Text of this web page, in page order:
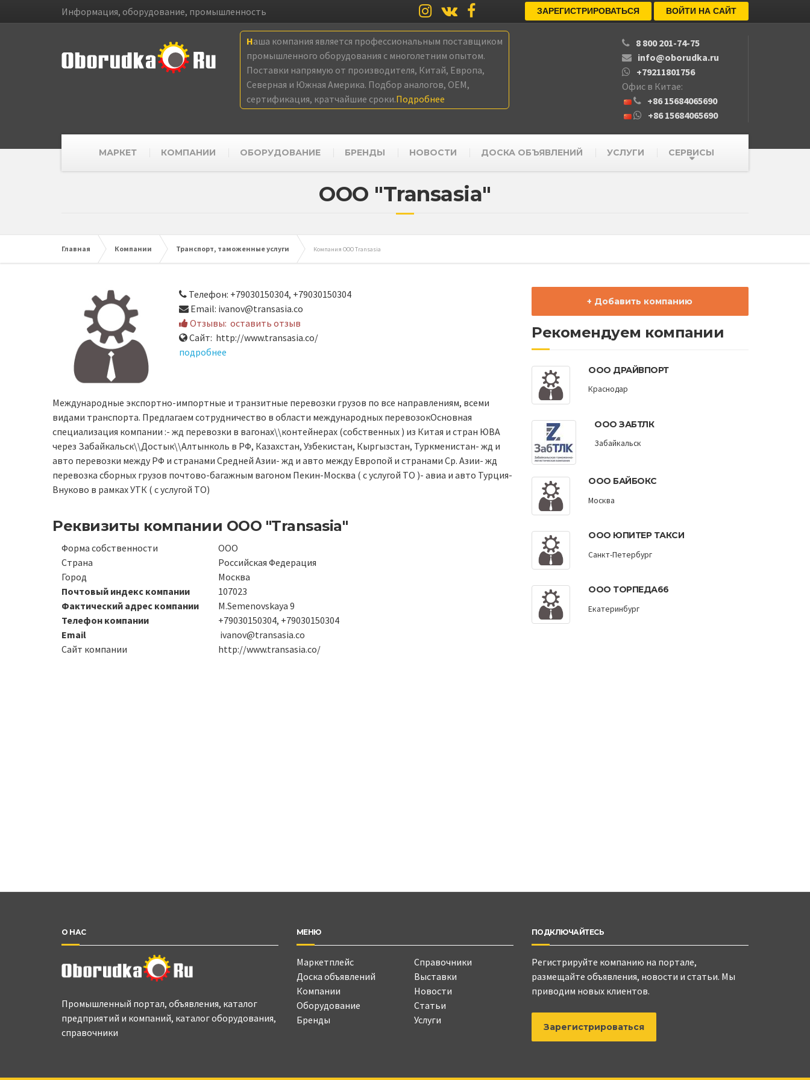
Информация, оборудование, промышленность ЗАРЕГИСТРИРОВАТЬСЯ ВОЙТИ НА САЙТ
Наша компания является профессиональным поставщиком
промышленного оборудования с многолетним опытом.
Поставки напрямую от производителя, Китай, Европа,
Северная и Южная Америка. Подбор аналогов, OEM,
сертификация, кратчайшие сроки.Подробнее
8 800 201-74-75
info@oborudka.ru
+79211801756
Офис в Китае:
+86 15684065690
+86 15684065690
МАРКЕТ КОМПАНИИ ОБОРУДОВАНИЕ БРЕНДЫ НОВОСТИ ДОСКА ОБЪЯВЛЕНИЙ УСЛУГИ СЕРВИСЫ
ООО "Transasia"
Главная Компании Транспорт, таможенные услуги Компания ООО Transasia
Телефон: +79030150304, +79030150304
Email: ivanov@transasia.co
Отзывы: оставить отзыв
Сайт: http://www.transasia.co/
подробнее
Международные экспортно-импортные и транзитные перевозки грузов по все направлениям, всеми
видами транспорта. Предлагаем сотрудничество в области международных перевозокОсновная
специализация компании :- жд перевозки в вагонах\\контейнерах (собственных ) из Китая и стран ЮВА
через Забайкальск\\Достык\\Алтынколь в РФ, Казахстан, Узбекистан, Кыргызстан, Туркменистан- жд и
авто перевозки между РФ и странами Средней Азии- жд и авто между Европой и странами Ср. Азии- жд
перевозка сборных грузов почтово-багажным вагоном Пекин-Москва ( с услугой ТО )- авиа и авто Турция-
Внуково в рамках УТК ( с услугой ТО)
Реквизиты компании ООО "Transasia"
Форма собственности
ООО
Страна
Российская Федерация
Город
Москва
Почтовый индекс компании
107023
Фактический адрес компании
M.Semenovskaya 9
Телефон компании
+79030150304, +79030150304
Email
ivanov@transasia.co
Сайт компании
http://www.transasia.co/
+ Добавить компанию
Рекомендуем компании
ООО ДРАЙВПОРТ
Краснодар
ООО ЗАБТЛК
Забайкальск
ООО БАЙБОКС
Москва
ООО ЮПИТЕР ТАКСИ
Санкт-Петербург
ООО ТОРПЕДА66
Екатеринбург
О НАС
Промышленный портал, объявления, каталог
предприятий и компаний, каталог оборудования,
справочники
МЕНЮ
Маркетплейс
Доска объявлений
Компании
Оборудование
Бренды
Справочники
Выставки
Новости
Статьи
Услуги
ПОДКЛЮЧАЙТЕСЬ
Регистрируйте компанию на портале,
размещайте объявления, новости и статьи. Мы
приводим новых клиентов.
Зарегистрироваться